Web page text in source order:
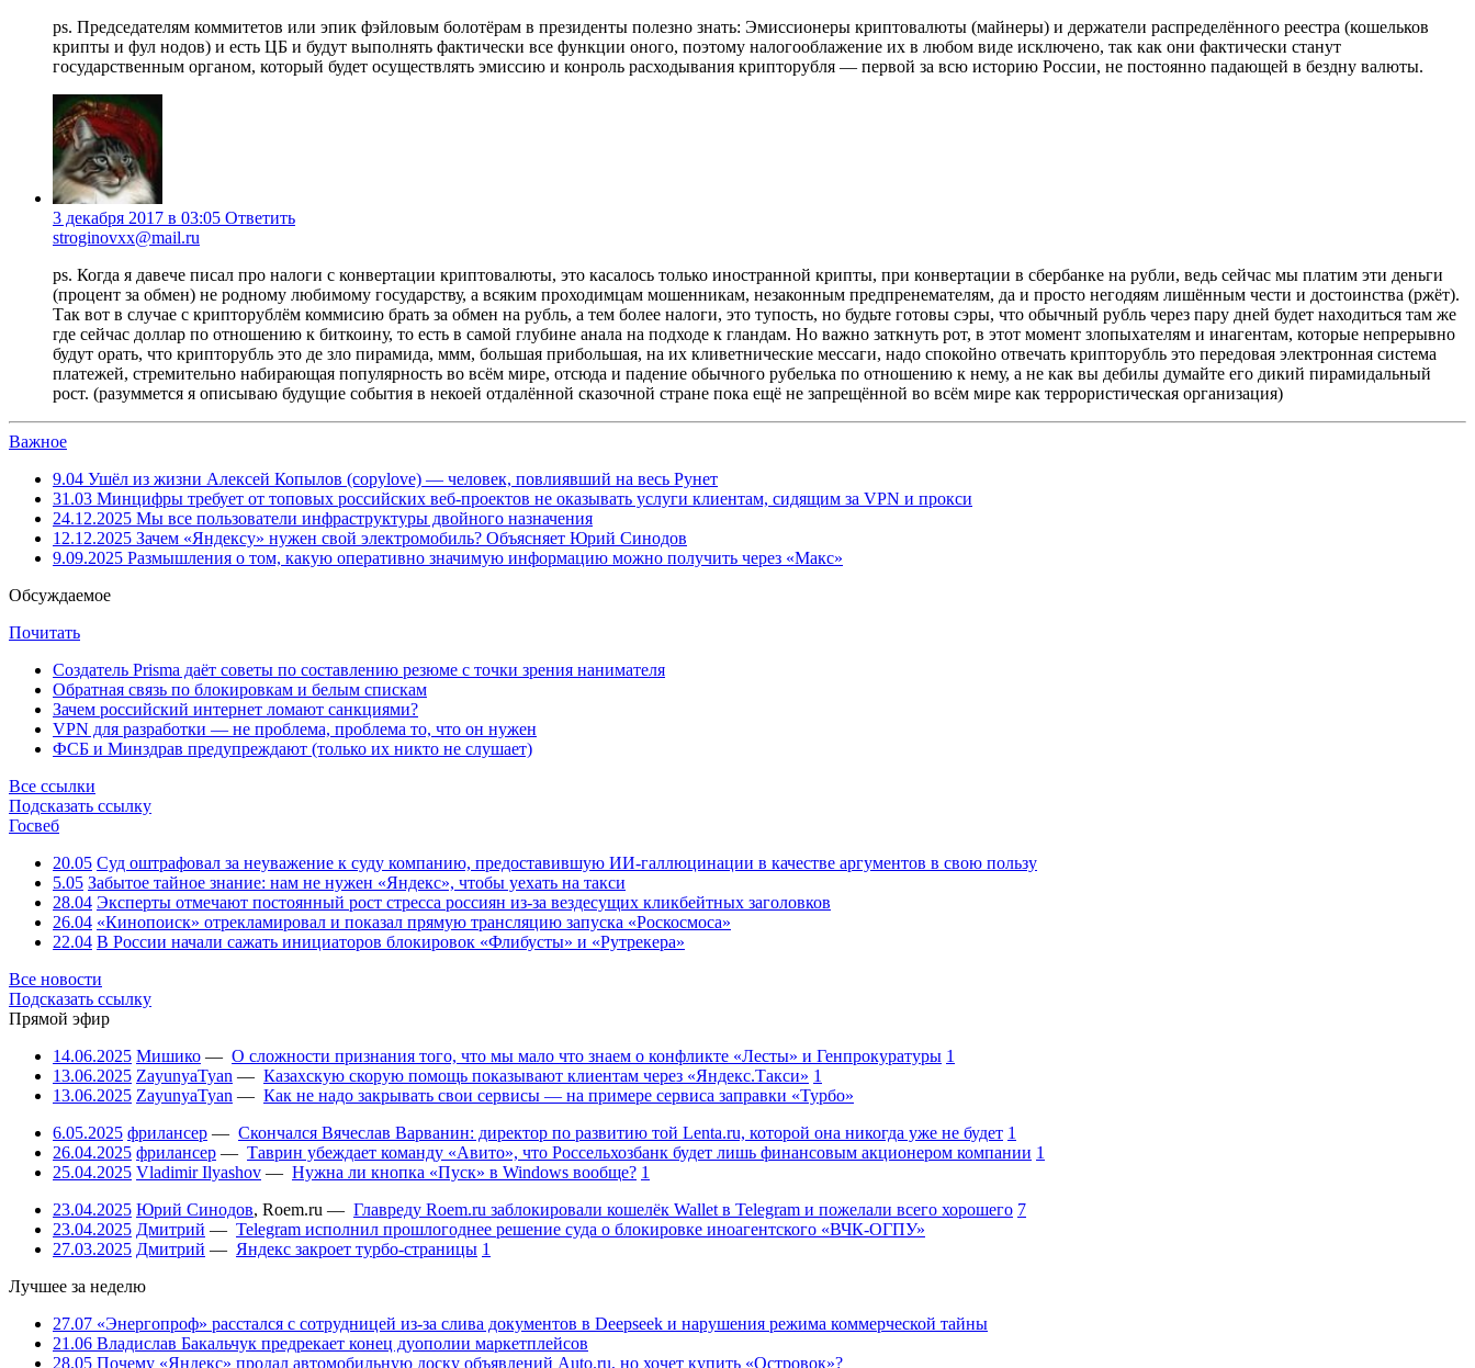
ps. Председателям коммитетов или эпик фэйловым болотёрам в президенты полезно знать: Эмиссионеры криптовалюты (майнеры) и держатели распределённого реестра (кошельков
крипты и фул нодов) и есть ЦБ и будут выполнять фактически все функции оного, поэтому налогооблажение их в любом виде исключено, так как они фактически станут
государственным органом, который будет осуществлять эмиссию и конроль расходывания крипторубля — первой за всю историю России, не постоянно падающей в бездну валюты.
3 декабря 2017 в 03:05 Ответить
stroginovxx@mail.ru
ps. Когда я давече писал про налоги с конвертации криптовалюты, это касалось только иностранной крипты, при конвертации в сбербанке на рубли, ведь сейчас мы платим эти деньги
(процент за обмен) не родному любимому государству, а всяким проходимцам мошенникам, незаконным предпренемателям, да и просто негодяям лишённым чести и достоинства (ржёт).
Так вот в случае с крипторублём коммисию брать за обмен на рубль, а тем более налоги, это тупость, но будьте готовы сэры, что обычный рубль через пару дней будет находиться там же
где сейчас доллар по отношению к биткоину, то есть в самой глубине анала на подходе к гландам. Но важно заткнуть рот, в этот момент злопыхателям и инагентам, которые непрерывно
будут орать, что крипторубль это де зло пирамида, ммм, большая прибольшая, на их кливетнические мессаги, надо спокойно отвечать крипторубль это передовая электронная система
платежей, стремительно набирающая популярность во всём мире, отсюда и падение обычного рубелька по отношению к нему, а не как вы дебилы думайте его дикий пирамидальный
рост. (разуммется я описываю будущие события в некоей отдалённой сказочной стране пока ещё не запрещённой во всём мире как террористическая организация)
Важное
9.04 Ушёл из жизни Алексей Копылов (copylove) — человек, повлиявший на весь Рунет
31.03 Минцифры требует от топовых российских веб-проектов не оказывать услуги клиентам, сидящим за VPN и прокси
24.12.2025 Мы все пользователи инфраструктуры двойного назначения
12.12.2025 Зачем «Яндексу» нужен свой электромобиль? Объясняет Юрий Синодов
9.09.2025 Размышления о том, какую оперативно значимую информацию можно получить через «Макс»
Обсуждаемое
Почитать
Создатель Prisma даёт советы по составлению резюме с точки зрения нанимателя
Обратная связь по блокировкам и белым спискам
Зачем российский интернет ломают санкциями?
VPN для разработки — не проблема, проблема то, что он нужен
ФСБ и Минздрав предупреждают (только их никто не слушает)
Все ссылки
Подсказать ссылку
Госвеб
20.05 Суд оштрафовал за неуважение к суду компанию, предоставившую ИИ-галлюцинации в качестве аргументов в свою пользу
5.05 Забытое тайное знание: нам не нужен «Яндекс», чтобы уехать на такси
28.04 Эксперты отмечают постоянный рост стресса россиян из-за вездесущих кликбейтных заголовков
26.04 «Кинопоиск» отрекламировал и показал прямую трансляцию запуска «Роскосмоса»
22.04 В России начали сажать инициаторов блокировок «Флибусты» и «Рутрекера»
Все новости
Подсказать ссылку
Прямой эфир
14.06.2025 Мишико — О сложности признания того, что мы мало что знаем о конфликте «Лесты» и Генпрокуратуры 1
13.06.2025 ZayunyaTyan — Казахскую скорую помощь показывают клиентам через «Яндекс.Такси» 1
13.06.2025 ZayunyaTyan — Как не надо закрывать свои сервисы — на примере сервиса заправки «Турбо»
6.05.2025 фрилансер — Скончался Вячеслав Варванин: директор по развитию той Lenta.ru, которой она никогда уже не будет 1
26.04.2025 фрилансер — Таврин убеждает команду «Авито», что Россельхозбанк будет лишь финансовым акционером компании 1
25.04.2025 Vladimir Ilyashov — Нужна ли кнопка «Пуск» в Windows вообще? 1
23.04.2025 Юрий Синодов, Roem.ru — Главреду Roem.ru заблокировали кошелёк Wallet в Telegram и пожелали всего хорошего 7
23.04.2025 Дмитрий — Telegram исполнил прошлогоднее решение суда о блокировке иноагентского «ВЧК-ОГПУ»
27.03.2025 Дмитрий — Яндекс закроет турбо-страницы 1
Лучшее за неделю
27.07 «Энергопроф» расстался с сотрудницей из-за слива документов в Deepseek и нарушения режима коммерческой тайны
21.06 Владислав Бакальчук предрекает конец дуополии маркетплейсов
28.05 Почему «Яндекс» продал автомобильную доску объявлений Auto.ru, но хочет купить «Островок»?